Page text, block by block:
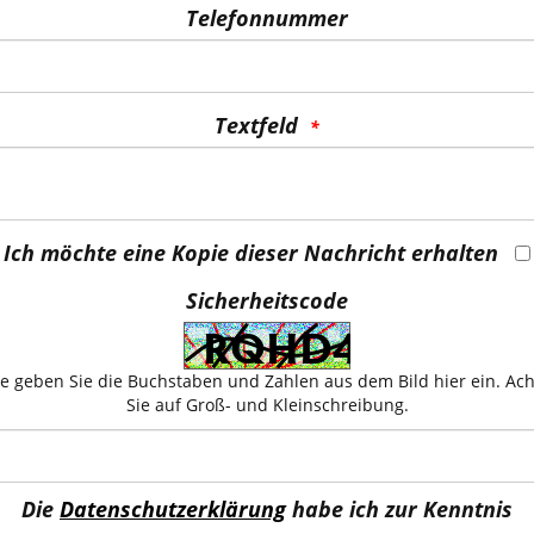
Telefonnummer
Textfeld
Ich möchte eine Kopie dieser Nachricht erhalten
Sicherheitscode
geben Sie die Buchstaben und Zahlen aus dem Bild hier ein.
Sie auf Groß- und Kleinschreibung.
Die Datenschutzerklärunghabe ich zur Kenntnis